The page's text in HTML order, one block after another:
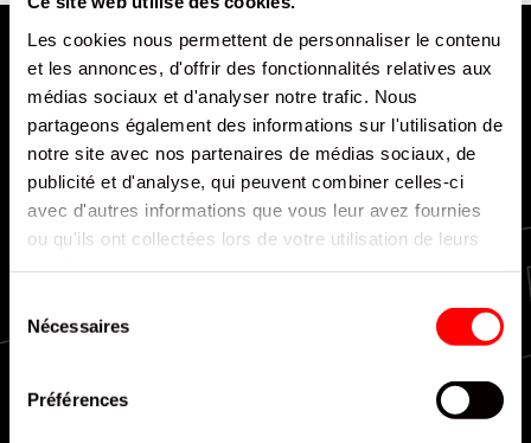
Les cookies nous permettent de personnaliser le contenu
et les annonces, d'offrir des fonctionnalités relatives aux
médias sociaux et d'analyser notre trafic. Nous
partageons également des informations sur l'utilisation de
notre site avec nos partenaires de médias sociaux, de
publicité et d'analyse, qui peuvent combiner celles-ci
avec d'autres informations que vous leur avez fournies
ou qu'ils ont collectées lors de votre utilisation de leurs
Nécessaires
Préférences
Livraison rapide et efficace